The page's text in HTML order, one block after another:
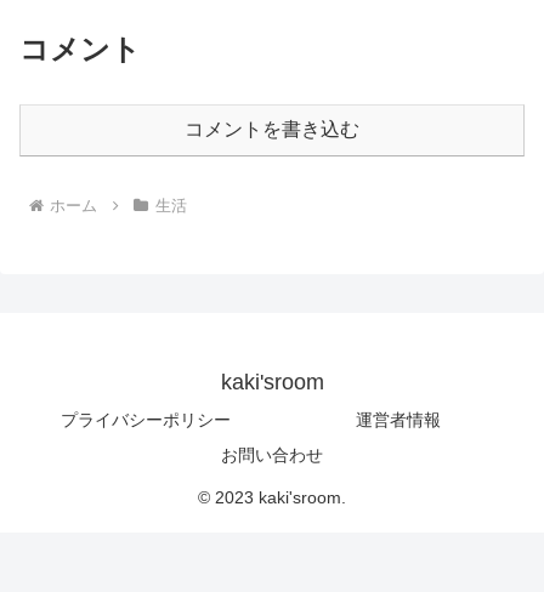
コメント
コメントを書き込む
ホーム 生活
kaki'sroom
プライバシーポリシー
運営者情報
お問い合わせ
© 2023 kaki'sroom.